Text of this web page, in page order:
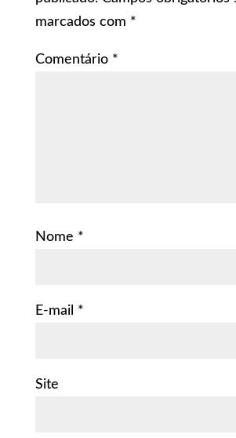
marcados com *
Comentário *
Nome *
E-mail *
Site